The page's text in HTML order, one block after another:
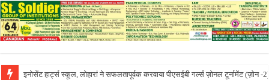
लायलपुर खालसा कॉलेज फॉर विमेन, जालंधर की पूनम ने GNDU यूनिवर्सिटी एग्जाम में चौथा